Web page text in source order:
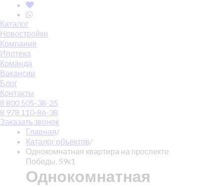
Каталог
Новостройки
Компания
Ипотека
Команда
Вакансии
Блог
Контакты
8 800 505-38-25
8 978 110-86-38
Заказать звонок
Главная/
Каталог объектов/
Однокомнатная квартира на проспекте
Победы, 59к1
Однокомнатная